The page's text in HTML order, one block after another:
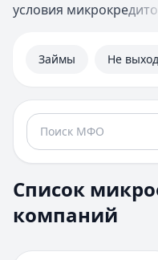
условия микрокре
Займы Не
Список
компаний